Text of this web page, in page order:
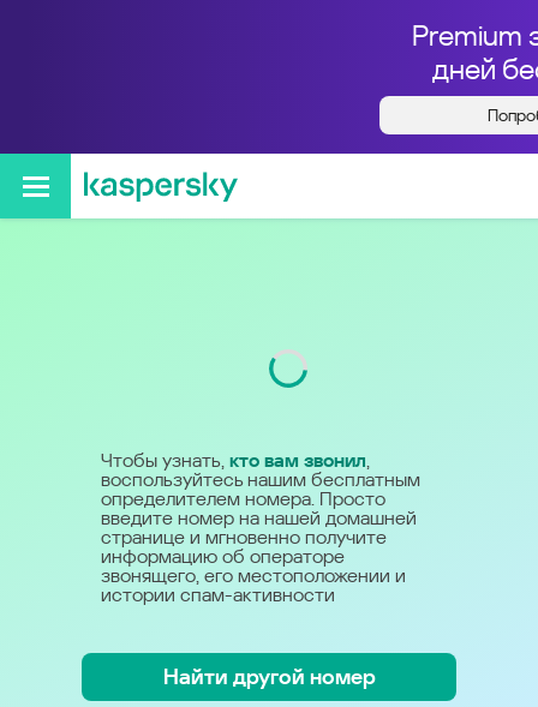
Premium
дней
Кто звонил с номера
+78005500733
Чтобы узнать, кто вам звонил,
воспользуйтесь нашим бесплатным
определителем номера. Просто
введите номер на нашей домашней
странице и мгновенно получите
информацию об операторе
звонящего, его местоположении и
истории спам-активности
Найти другой номер